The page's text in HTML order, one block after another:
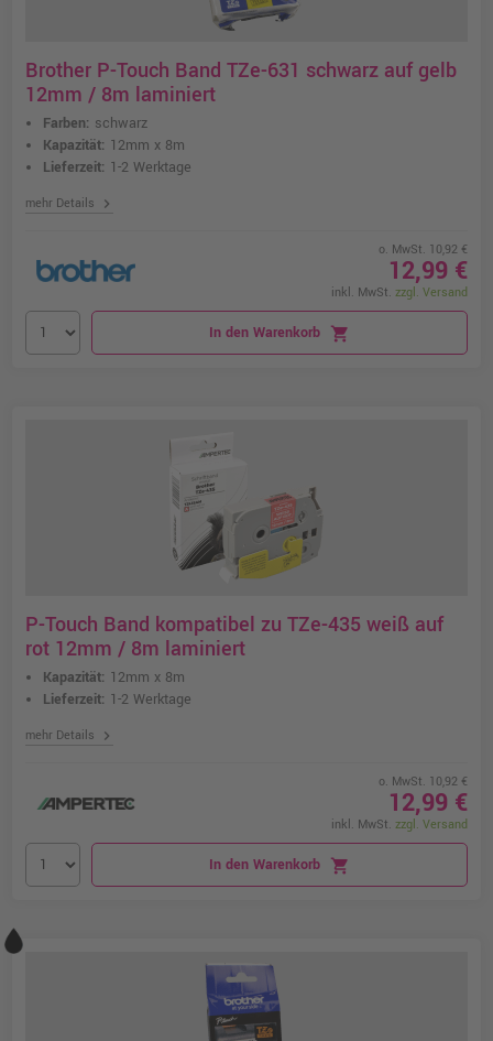
Brother P-Touch Band TZe-631 schwarz auf gelb
12mm / 8m laminiert
Farben: schwarz
Kapazität: 12mm x 8m
Lieferzeit: 1-2 Werktage
mehr Details chevron_right
o. MwSt. 10,92 €
12,99 €
inkl. MwSt. zzgl. Versand
In den Warenkorb shopping_cart
P-Touch Band kompatibel zu TZe-435 weiß auf
rot 12mm / 8m laminiert
Kapazität: 12mm x 8m
Lieferzeit: 1-2 Werktage
mehr Details chevron_right
o. MwSt. 10,92 €
12,99 €
inkl. MwSt. zzgl. Versand
In den Warenkorb shopping_cart